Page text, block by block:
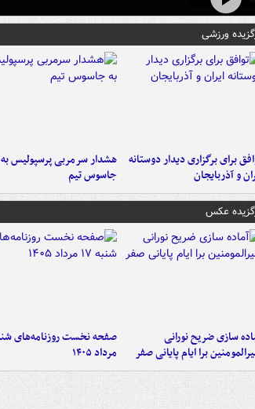
ورزشی
برای برگزاری دیدار دوستانه
و آذربایجان
هشدار سرمربی پرسپولیس به
جاسوس تیم
عکس
سازی ضریح نورانی
برا ایام پایانی صفر
مرداد ۱۴۰۵